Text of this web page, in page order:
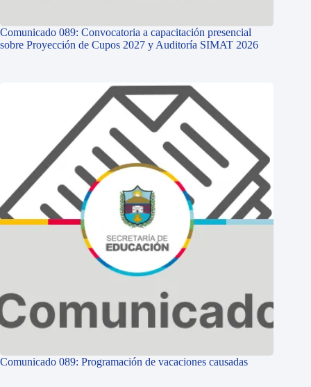
Comunicado 089: Convocatoria a capacitación presencial
sobre Proyección de Cupos 2027 y Auditoría SIMAT 2026
Comunicado 089: Programación de vacaciones causadas